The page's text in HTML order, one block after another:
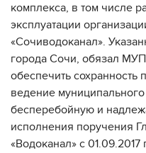
комплекса, в том числе
эксплуатации
«Сочиводоканал».
города Сочи, обязал
обеспечить сохранность
ведение
бесперебойную и
исполнения поручения
«Водоканал» с 01.09.2017